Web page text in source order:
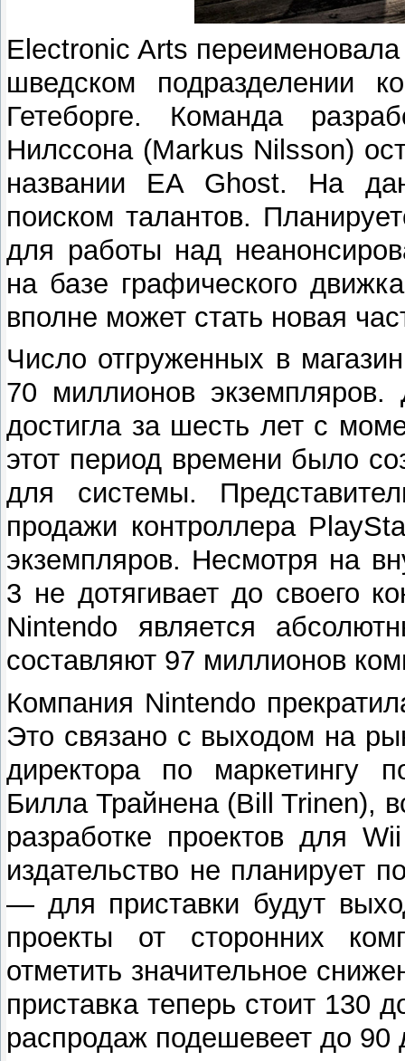
Electronic Arts
шведском подразделении
Гетеборге. Команда
Нилссона (Markus Nilsson)
названии EA Ghost. На
поиском талантов.
для работы над
на базе графического
вполне может стать новая
Число отгруженных в
70 миллионов экземпляров.
достигла за шесть лет с
этот период времени было
для системы.
продажи контроллера
экземпляров. Несмотря на
3 не дотягивает до своего
Nintendo является
составляют 97 миллионов
Компания Nintendo
Это связано с выходом на
директора по маркетингу
Билла Трайнена (Bill Trinen),
разработке проектов для
издательство не планирует
— для приставки будут
проекты от сторонних
отметить значительное
приставка теперь стоит 130
распродаж подешевеет до 90